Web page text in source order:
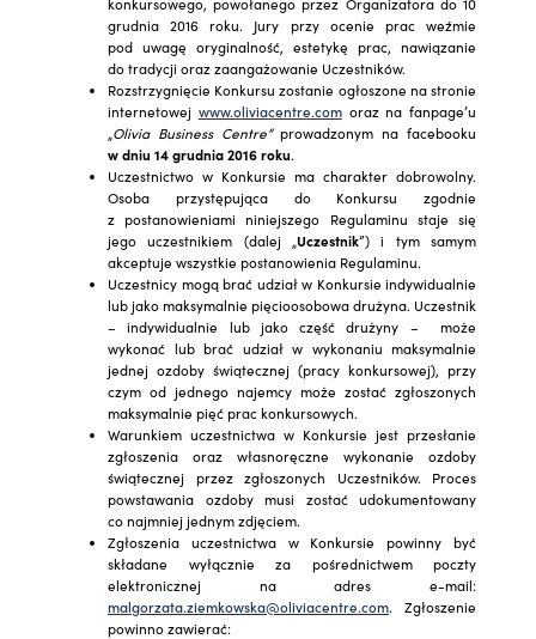
grudnia 2016 roku. Jury przy ocenie prac weźmie
pod uwagę oryginalność, estetykę prac, nawiązanie
do tradycji oraz zaangażowanie Uczestników.
Rozstrzygnięcie Konkursu zostanie ogłoszone na stronie
internetowej www.oliviacentre.comoraz na fanpage’u
„Olivia Business Centre”prowadzonym na facebooku
w dniu 14 grudnia 2016 roku.
Uczestnictwo w Konkursie ma charakter dobrowolny.
Osoba przystępująca do Konkursu zgodnie
z postanowieniami niniejszego Regulaminu staje się
jego uczestnikiem (dalej „Uczestnik”) i tym samym
akceptuje wszystkie postanowienia Regulaminu.
Uczestnicy mogą brać udział w Konkursie indywidualnie
lub jako maksymalnie pięcioosobowa drużyna. Uczestnik
– indywidualnie lub jako część drużyny – może
wykonać lub brać udział w wykonaniu maksymalnie
jednej ozdoby świątecznej (pracy konkursowej), przy
czym od jednego najemcy może zostać zgłoszonych
maksymalnie pięć prac konkursowych.
Warunkiem uczestnictwa w Konkursie jest przesłanie
zgłoszenia oraz własnoręczne wykonanie ozdoby
świątecznej przez zgłoszonych Uczestników. Proces
powstawania ozdoby musi zostać udokumentowany
co najmniej jednym zdjęciem.
Zgłoszenia uczestnictwa w Konkursie powinny być
składane wyłącznie za pośrednictwem poczty
elektronicznej na adres e-mail:
malgorzata.ziemkowska@oliviacentre.com. Zgłoszenie
powinno zawierać: